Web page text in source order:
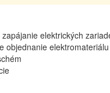
elektrických
objednanie elektromateriálu